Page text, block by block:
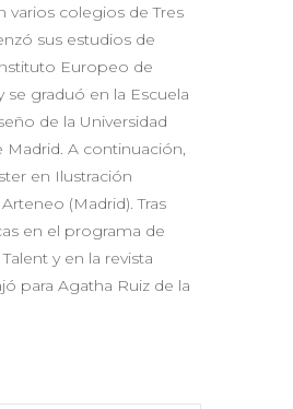
varios colegios de Tres
sus estudios de
Europeo de
se graduó en la Escuela
de la Universidad
Madrid. A continuación,
en Ilustración
(Madrid). Tras
en el programa de
y en la revista
para Agatha Ruiz de la